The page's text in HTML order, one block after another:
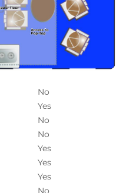
No
Yes
No
No
Yes
Yes
Yes
No